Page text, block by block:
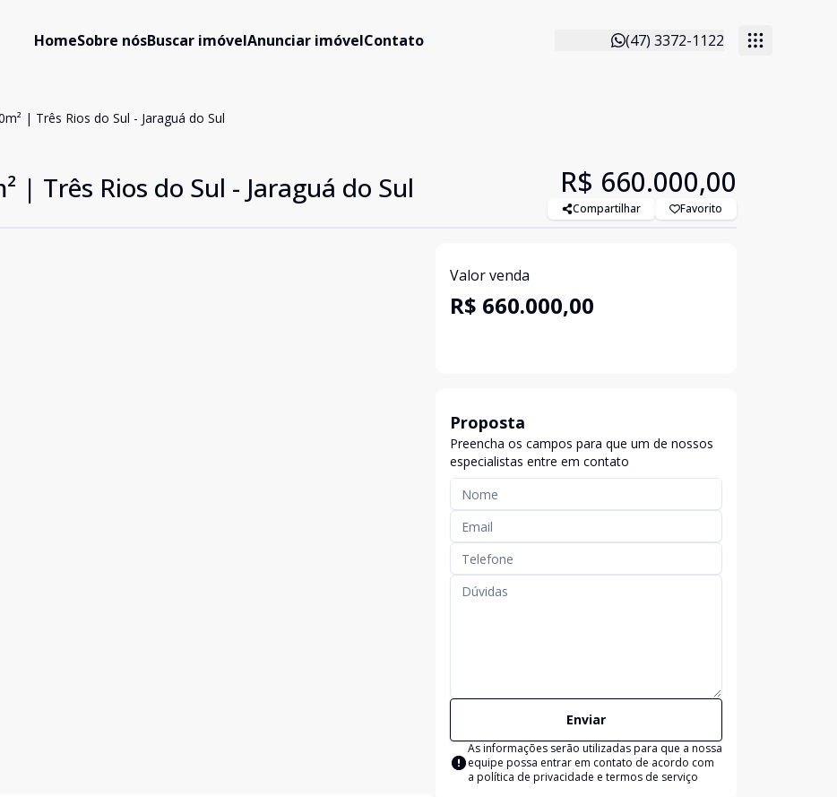
HomeSobre nósBuscar imóvelAnunciar imóvelContato (47) 3372-1122
| Três Rios do Sul - Jaraguá do Sul
| Três Rios do Sul - Jaraguá do Sul R$ 660.000,00
Compartilhar Favorito
Valor venda
R$ 660.000,00
Proposta
Preencha os campos para que um de nossos
especialistas entre em contato
Enviar
As informações serão utilizadas para que a nossa
equipe possa entrar em contato de acordo com
a política de privacidade e termos de serviço